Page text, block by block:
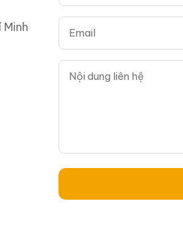
sản phẩm phù hợp phân
Minh